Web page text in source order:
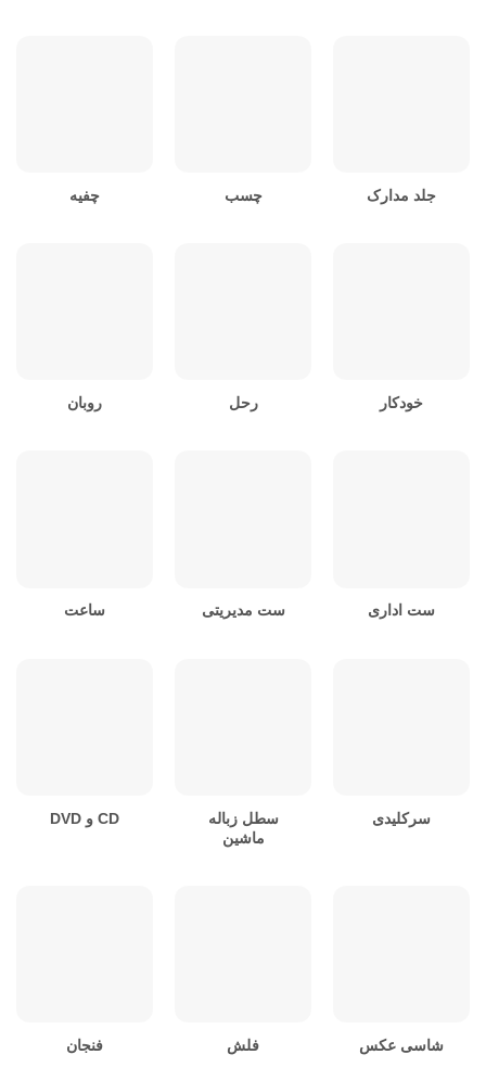
جلد مدارک چسب چفیه
خودکار رحل روبان
ست اداری ست مدیریتی ساعت
سرکلیدی
سطل زباله
ماشین
CD و DVD
شاسی عکس فلش فنجان